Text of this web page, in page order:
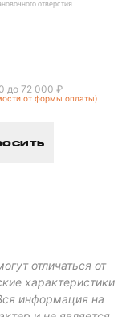
отверстия
до 72 000 ₽
от формы оплаты)
отличаться от
характеристики
информация на